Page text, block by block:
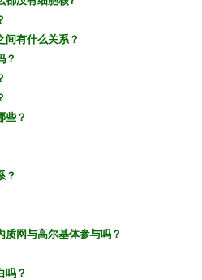
间有什么关系？
？
些？
？
网与高尔基体参与吗？
吗？